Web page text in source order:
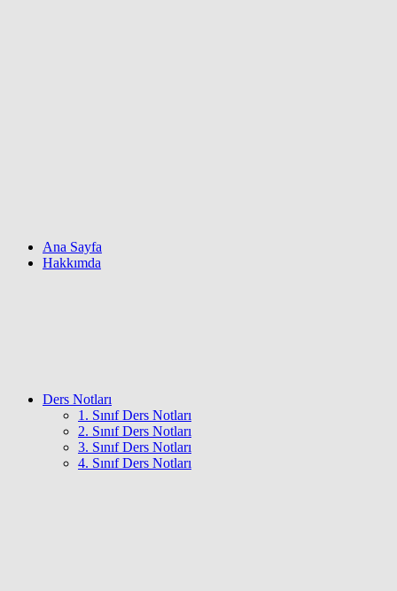
Ana Sayfa
Hakkımda
Ders Notları
1. Sınıf Ders Notları
2. Sınıf Ders Notları
3. Sınıf Ders Notları
4. Sınıf Ders Notları